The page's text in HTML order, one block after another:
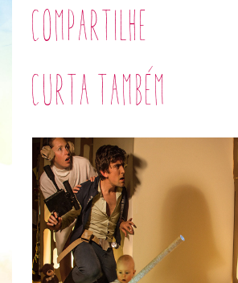
Compartilhe
Curta também